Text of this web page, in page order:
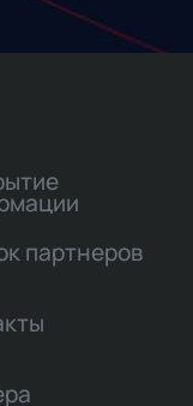
партнеров